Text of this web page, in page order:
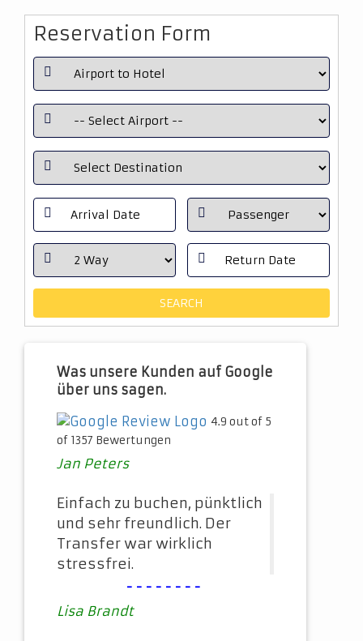
Reservation Form
Was unsere Kunden auf Google
über uns sagen.
4.9 out of 5
of 1357 Bewertungen
Jan Peters
Einfach zu buchen, pünktlich
und sehr freundlich. Der
Transfer war wirklich
stressfrei.
--------
Lisa Brandt